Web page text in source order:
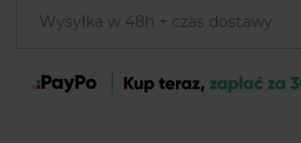
Wysyłka w 48h + czas dostawy